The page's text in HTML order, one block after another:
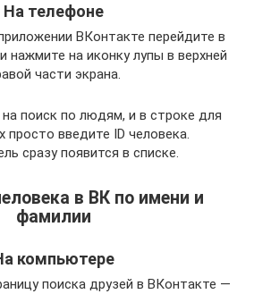
На телефоне
ВКонтакте перейдите в
нажмите на иконку лупы в верхней
части экрана.
поиск по людям, и в строке для
просто введите ID человека.
сразу появится в списке.
в ВК по имени и
фамилии
компьютере
поиска друзей в ВКонтакте —